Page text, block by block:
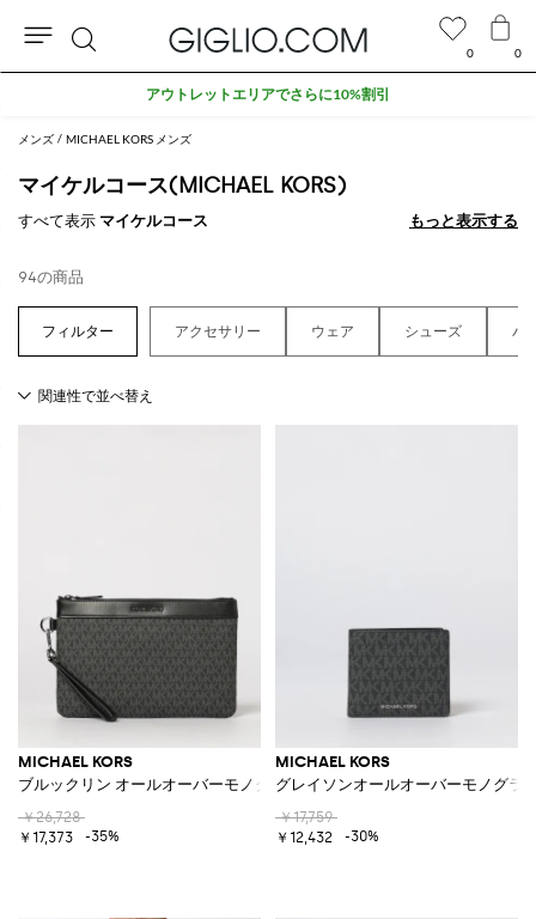
メンズ MICHAEL KORS メンズ
マイケルコース(MICHAEL KORS)
すべて表示 マイケルコース もっと表示する
もっと表示する
94の商品
アクセサリー ウェア シューズ バ
MICHAEL KORS
ブルックリン オールオーバーモノグラムコーティングコットンポーチ
￥26,728
￥17,373
-35%
MICHAEL KORS
グレイソンオールオーバーモノグラ
￥17,759
￥12,432
-30%
0 0
検
アウトレットエリアでさらに10%割引